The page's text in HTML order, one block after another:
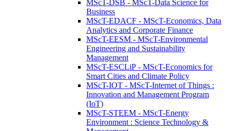
MScT-DSB - MScT-Data Science for
Business
MScT-EDACF - MScT-Economics, Data
Analytics and Corporate Finance
MScT-EESM - MScT-Environmental
Engineering and Sustainability
Management
MScT-ESCLiP - MScT-Economics for
Smart Cities and Climate Policy
MScT-IOT - MScT-Internet of Things :
Innovation and Management Program
(IoT)
MScT-STEEM - MScT-Energy
Environment : Science Technology &